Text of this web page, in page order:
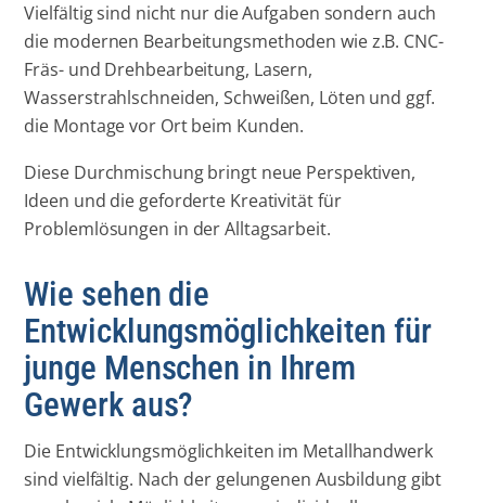
Vielfältig sind nicht nur die Aufgaben sondern auch
die modernen Bearbeitungsmethoden wie z.B. CNC-
Fräs- und Drehbearbeitung, Lasern,
Wasserstrahlschneiden, Schweißen, Löten und ggf.
die Montage vor Ort beim Kunden.
Diese Durchmischung bringt neue Perspektiven,
Ideen und die geforderte Kreativität für
Problemlösungen in der Alltagsarbeit.
Wie sehen die
Entwicklungsmöglichkeiten für
junge Menschen in Ihrem
Gewerk aus?
Die Entwicklungsmöglichkeiten im Metallhandwerk
sind vielfältig. Nach der gelungenen Ausbildung gibt